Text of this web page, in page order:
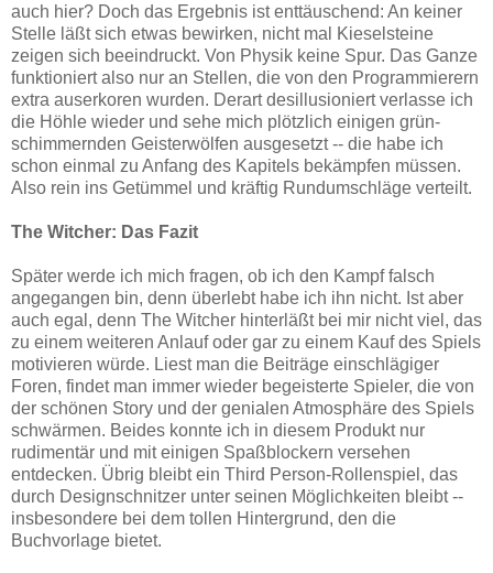
auch hier? Doch das Ergebnis ist enttäuschend: An keiner
Stelle läßt sich etwas bewirken, nicht mal Kieselsteine
zeigen sich beeindruckt. Von Physik keine Spur. Das Ganze
funktioniert also nur an Stellen, die von den Programmierern
extra auserkoren wurden. Derart desillusioniert verlasse ich
die Höhle wieder und sehe mich plötzlich einigen grün-
schimmernden Geisterwölfen ausgesetzt -- die habe ich
schon einmal zu Anfang des Kapitels bekämpfen müssen.
Also rein ins Getümmel und kräftig Rundumschläge verteilt.
The Witcher: Das Fazit
Später werde ich mich fragen, ob ich den Kampf falsch
angegangen bin, denn überlebt habe ich ihn nicht. Ist aber
auch egal, denn The Witcher hinterläßt bei mir nicht viel, das
zu einem weiteren Anlauf oder gar zu einem Kauf des Spiels
motivieren würde. Liest man die Beiträge einschlägiger
Foren, findet man immer wieder begeisterte Spieler, die von
der schönen Story und der genialen Atmosphäre des Spiels
schwärmen. Beides konnte ich in diesem Produkt nur
rudimentär und mit einigen Spaßblockern versehen
entdecken. Übrig bleibt ein Third Person-Rollenspiel, das
durch Designschnitzer unter seinen Möglichkeiten bleibt --
insbesondere bei dem tollen Hintergrund, den die
Buchvorlage bietet.